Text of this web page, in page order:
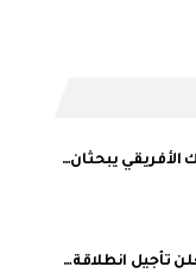
الأفريقي يبحثان…
تأجيل انطلاقة…